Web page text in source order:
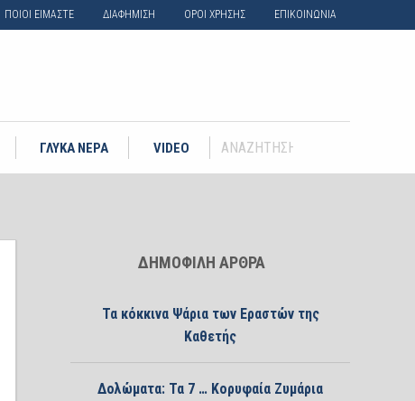
ΠΟΙΟΙ ΕΙΜΑΣΤΕ ΔΙΑΦΗΜΙΣΗ ΟΡΟΙ ΧΡΗΣΗΣ ΕΠΙΚΟΙΝΩΝΙΑ
ΓΛΥΚΑ ΝΕΡΑ VIDEO
ΔΗΜΟΦΙΛΗ ΑΡΘΡΑ
Τα κόκκινα Ψάρια των Εραστών της
Καθετής
Δολώματα: Τα 7 … Κορυφαία Ζυμάρια